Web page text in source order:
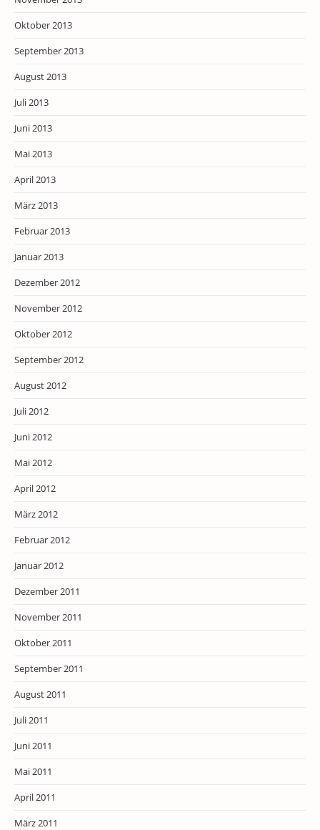
Oktober 2013
September 2013
August 2013
Juli 2013
Juni 2013
Mai 2013
April 2013
März 2013
Februar 2013
Januar 2013
Dezember 2012
November 2012
Oktober 2012
September 2012
August 2012
Juli 2012
Juni 2012
Mai 2012
April 2012
März 2012
Februar 2012
Januar 2012
Dezember 2011
November 2011
Oktober 2011
September 2011
August 2011
Juli 2011
Juni 2011
Mai 2011
April 2011
März 2011